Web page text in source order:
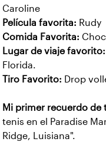
Caroline
Película favorita: Rudy
Comida Favorita:
Lugar de viaje favorito:
Florida.
Tiro Favorito: Drop
Mi primer recuerdo de
tenis en el Paradise
Ridge, Luisiana".